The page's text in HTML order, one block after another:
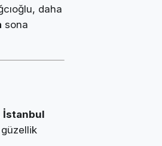
daha
sona
İstanbul